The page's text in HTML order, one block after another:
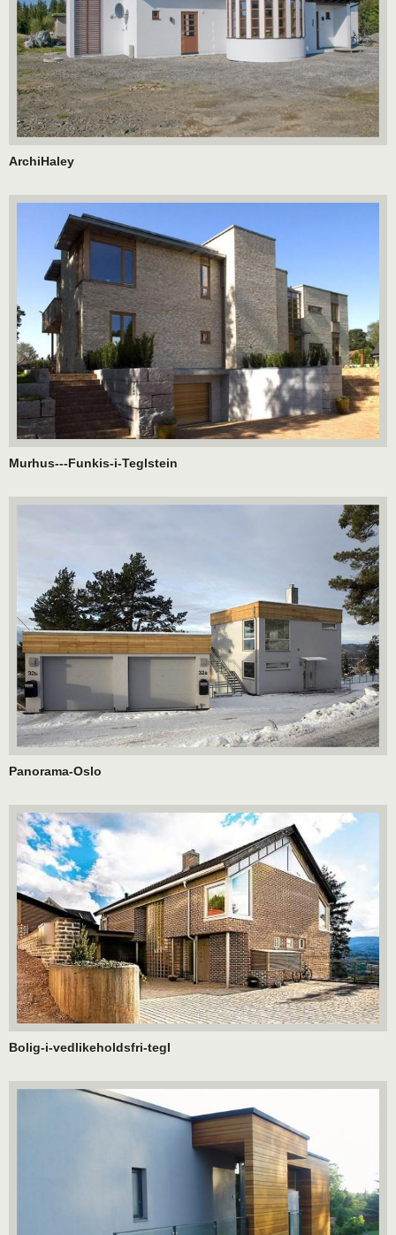
ArchiHaley
Murhus---Funkis-i-Teglstein
Panorama-Oslo
Bolig-i-vedlikeholdsfri-tegl